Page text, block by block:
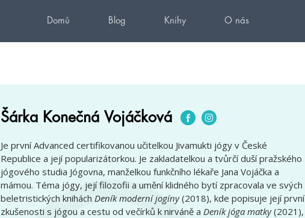
Domů Blog Knihy O nás
Šárka Konečná Vojáčková
Je první Advanced certifikovanou učitelkou Jivamukti jógy v České
Republice a její popularizátorkou. Je zakladatelkou a tvůrčí duší pražského
jógového studia Jógovna, manželkou funkčního lékaře Jana Vojáčka a
mámou. Téma jógy, její filozofii a umění klidného bytí zpracovala ve svých
beletristických knihách Deník moderní jogíny(2018), kde popisuje její první
zkušenosti s jógou a cestu od večírků k nirváně a Deník jóga matky(2021),